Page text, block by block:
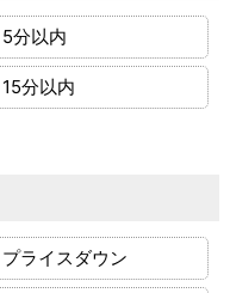
5分以内
15分以内
プライスダウン